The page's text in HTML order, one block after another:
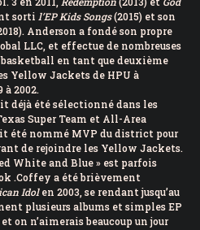
sorti l’EP Kids Songs(2015) et son
Anderson a fondé son propre
LLC, et effectue de nombreuses
en tant que deuxième
Yellow Jackets de HPU à
à 2002.
déjà été sélectionné dans les
Super Team et All-Area
été nommé MVP du district pour
de rejoindre les Yellow Jackets.
White and Blue » est parfois
.Coffey a été brièvement
Idolen 2003, se rendant jusqu’au
plusieurs albums et simples EP
on n’aimerais beaucoup un jour